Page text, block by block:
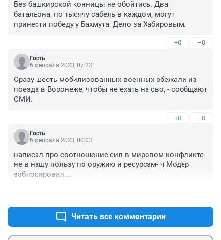
Без башкирской конницы не обойтись. Два
батальона, по тысячу сабель в каждом, могут
принести победу у Бахмута. Дело за Хабировым.
+0 –0
Гость
6 февраля 2023, 07:23
Сразу шесть мобилизованных военных сбежали из
поезда в Воронеже, чтобы не ехать на сво, - сообщают
СМИ.
+0 –0
Гость
6 февраля 2023, 00:03
написал про соотношение сил в мировом конфликте
не в нашу пользу по оружию и ресурсам- ч Модер
заблокировал.
Читать все комментарии